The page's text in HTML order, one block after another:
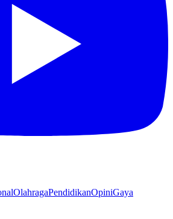
OlahragaPendidikanOpiniGaya